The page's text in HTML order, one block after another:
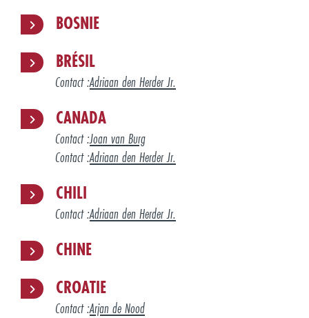
BOSNIE
BRÉSIL
Contact :Adriaan den Herder Jr.
CANADA
Contact :Joan van Burg
Contact :Adriaan den Herder Jr.
CHILI
Contact :Adriaan den Herder Jr.
CHINE
CROATIE
Contact :Arjan de Nood